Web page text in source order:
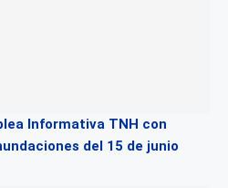
Informativa TNH con
del 15 de junio